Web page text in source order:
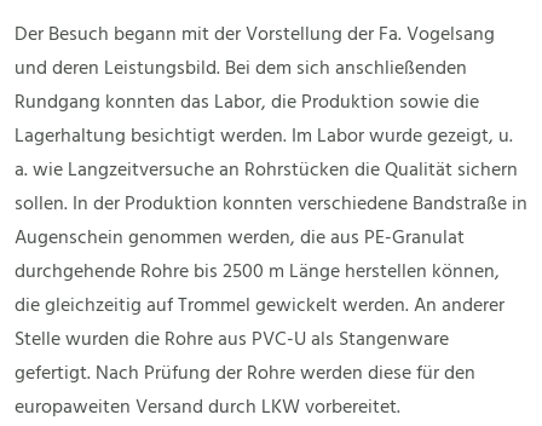
Der Besuch begann mit der Vorstellung der Fa. Vogelsang
und deren Leistungsbild. Bei dem sich anschließenden
Rundgang konnten das Labor, die Produktion sowie die
Lagerhaltung besichtigt werden. Im Labor wurde gezeigt, u.
a. wie Langzeitversuche an Rohrstücken die Qualität sichern
sollen. In der Produktion konnten verschiedene Bandstraße in
Augenschein genommen werden, die aus PE-Granulat
durchgehende Rohre bis 2500 m Länge herstellen können,
die gleichzeitig auf Trommel gewickelt werden. An anderer
Stelle wurden die Rohre aus PVC-U als Stangenware
gefertigt. Nach Prüfung der Rohre werden diese für den
europaweiten Versand durch LKW vorbereitet.